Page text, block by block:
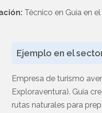
Técnico en Guía en
Ejemplo en el
Empresa de turismo
Exploraventura). Guía
rutas naturales para